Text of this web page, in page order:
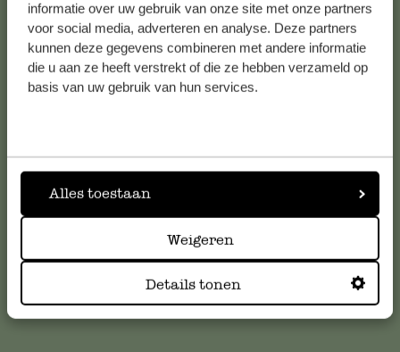
informatie over uw gebruik van onze site met onze partners
voor social media, adverteren en analyse. Deze partners
kunnen deze gegevens combineren met andere informatie
die u aan ze heeft verstrekt of die ze hebben verzameld op
basis van uw gebruik van hun services.
Alles toestaan
Weigeren
Details tonen
Kundenservice/Hilfe
die Antworten aufhäufig gestellte Fragen.
Online-Kundenservice